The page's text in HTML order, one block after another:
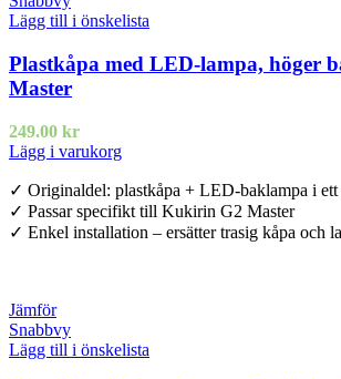
Lägg till i önskelista
Plastkåpa med LED-lampa, höger
Master
249.00 kr
Lägg i varukorg
✓ Originaldel: plastkåpa + LED-baklampa i ett
✓ Passar specifikt till Kukirin G2 Master
✓ Enkel installation – ersätter trasig kåpa och
Jämför
Snabbvy
Lägg till i önskelista